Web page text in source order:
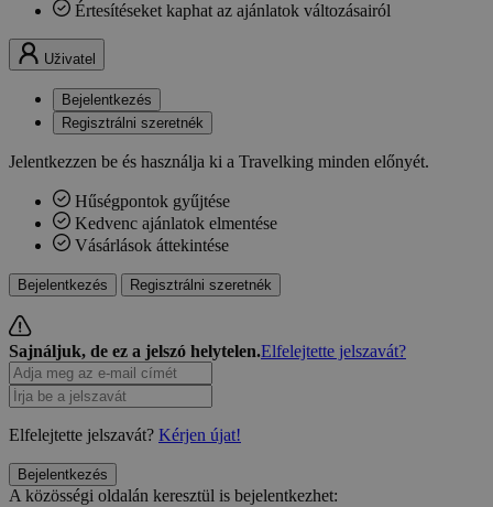
Értesítéseket kaphat az ajánlatok változásairól
Uživatel
Bejelentkezés
Regisztrálni szeretnék
Jelentkezzen be és használja ki a Travelking minden előnyét.
Hűségpontok gyűjtése
Kedvenc ajánlatok elmentése
Vásárlások áttekintése
Bejelentkezés Regisztrálni szeretnék
Sajnáljuk, de ez a jelszó helytelen.Elfelejtette jelszavát?
Elfelejtette jelszavát? Kérjen újat!
Bejelentkezés
A közösségi oldalán keresztül is bejelentkezhet: